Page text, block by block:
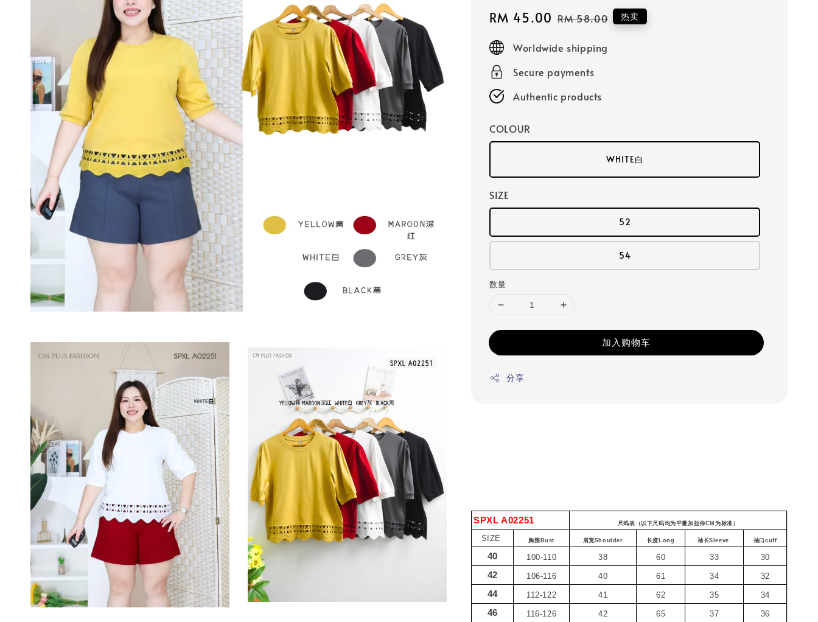
Sale
price
RM 45.00 Regular
RM 58.00 热卖
Worldwide shipping
Secure payments
Authentic products
COLOUR
WHITE白
SIZE
52
54
数量
加入购物车
分享
SPXL A02251 尺码表（以下尺码均为平量加拉伸CM为标准）
SIZE 胸围Bust 肩宽Shoulder 长度Long 袖长Sleeve 袖口cuff
40 100-110 38 60 33 30
42 106-116 40 61 34 32
44 112-122 41 62 35 34
46 116-126 42 65 37 36